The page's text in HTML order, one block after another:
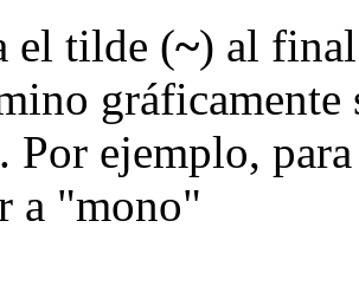
el tilde (~) al
gráficamente
Por ejemplo,
a "mono"